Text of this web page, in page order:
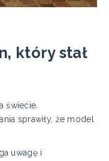
który stał
świecie.
sprawiły, że model
uwagę i